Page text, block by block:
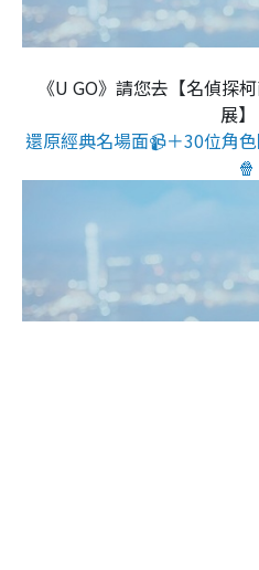
《U GO》請您去【名偵探
展】
還原經典名場面📹＋30位角
🍿